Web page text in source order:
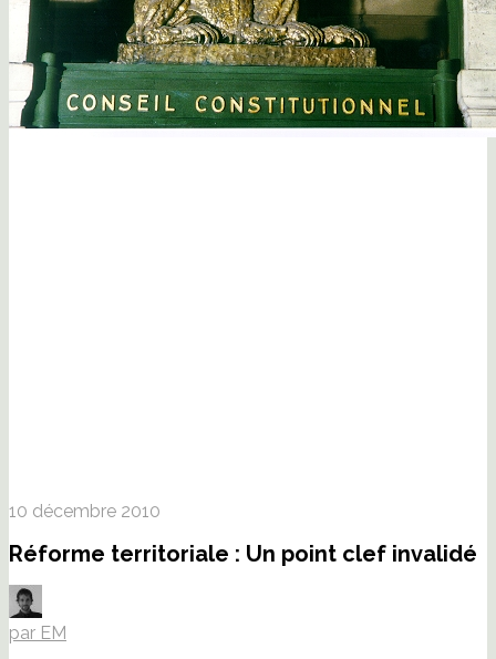
10 décembre 2010
Réforme territoriale : Un point clef invalidé
par EM